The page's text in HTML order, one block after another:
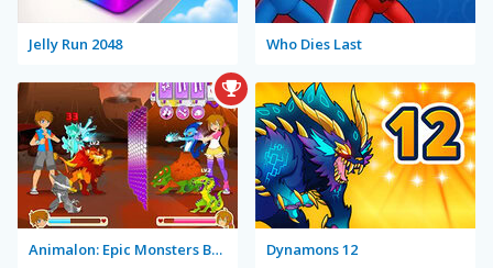
Jelly Run 2048 Who Dies Last
Animalon: Epic Monsters Battle Dynamons 12